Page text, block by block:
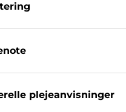
plejeanvisninger